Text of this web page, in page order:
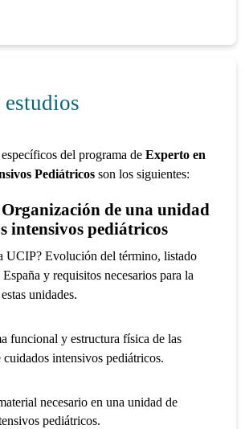
estudios
del programa deExperto en
Pediátricos son los siguientes:
de una unidad
intensivos pediátricos
UCIP? Evolución del término, listado
y requisitos necesarios para la
unidades.
funcional y estructura física de las
cuidados intensivos pediátricos.
necesario en una unidad de
pediátricos.